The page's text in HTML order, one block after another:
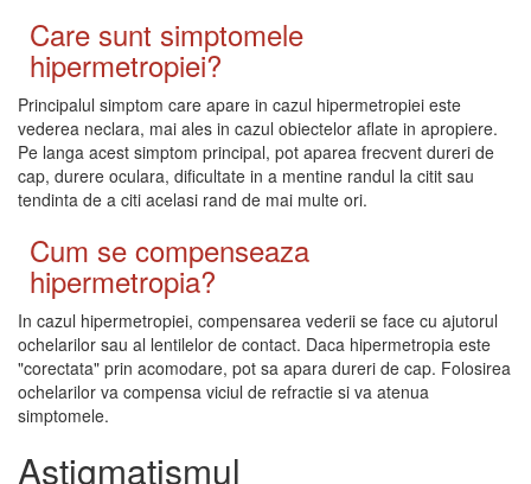
Care sunt simptomele
hipermetropiei?
Principalul simptom care apare in cazul hipermetropiei este
vederea neclara, mai ales in cazul obiectelor aflate in apropiere.
Pe langa acest simptom principal, pot aparea frecvent dureri de
cap, durere oculara, dificultate in a mentine randul la citit sau
tendinta de a citi acelasi rand de mai multe ori.
Cum se compenseaza
hipermetropia?
In cazul hipermetropiei, compensarea vederii se face cu ajutorul
ochelarilor sau al lentilelor de contact. Daca hipermetropia este
"corectata" prin acomodare, pot sa apara dureri de cap. Folosirea
ochelarilor va compensa viciul de refractie si va atenua
simptomele.
Astigmatismul